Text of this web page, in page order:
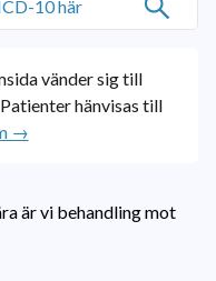
vänder sig till
hänvisas till
→
är vi behandling mot